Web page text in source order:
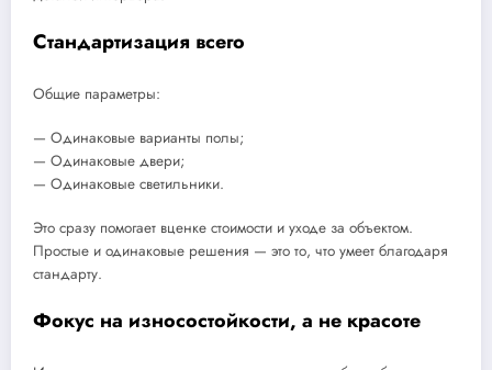
Стандартизация всего
Общие параметры:
— Одинаковые варианты полы;
— Одинаковые двери;
— Одинаковые светильники.
Это сразу помогает вценке стоимости и уходе за объектом.
Простые и одинаковые решения — это то, что умеет благодаря
стандарту.
Фокус на износостойкости, а не красоте